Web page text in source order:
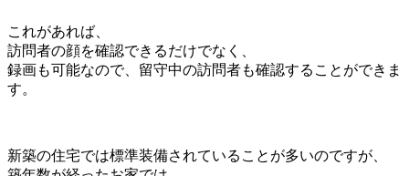
これがあれば、
訪問者の顔を確認できるだけでなく、
録画も可能なので、留守中の訪問者も確認することができま
す。
新築の住宅では標準装備されていることが多いのですが、